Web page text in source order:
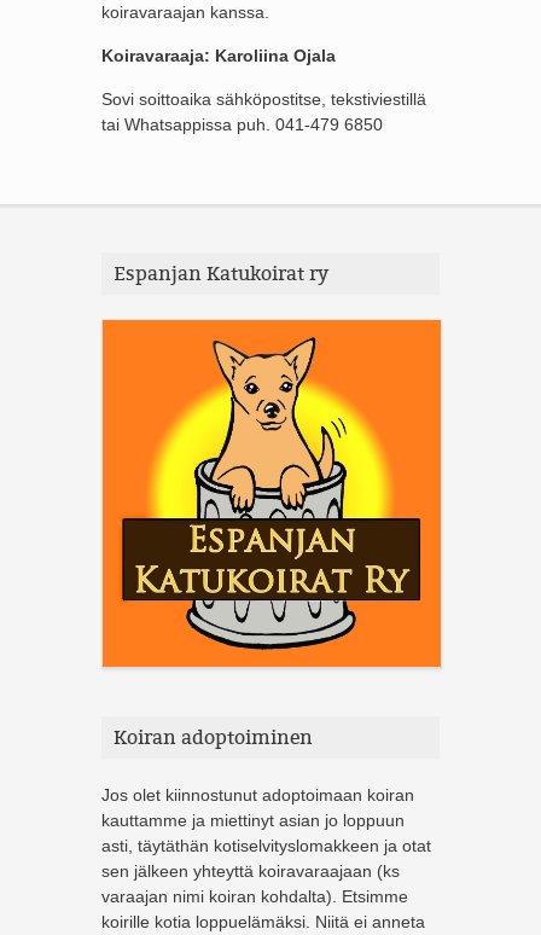
koiravaraajan kanssa.
Koiravaraaja: Karoliina Ojala
Sovi soittoaika sähköpostitse, tekstiviestillä
tai Whatsappissa puh. 041-479 6850
Espanjan Katukoirat ry
Koiran adoptoiminen
Jos olet kiinnostunut adoptoimaan koiran
kauttamme ja miettinyt asian jo loppuun
asti, täytäthän kotiselvityslomakkeen ja otat
sen jälkeen yhteyttä koiravaraajaan (ks
varaajan nimi koiran kohdalta). Etsimme
koirille kotia loppuelämäksi. Niitä ei anneta